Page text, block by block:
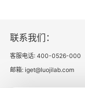
联系我们：
客服电话: 400-0526-000
邮箱: iget@luojilab.com